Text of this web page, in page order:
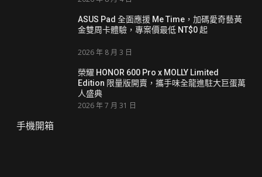
ASUS Pad 全面應援 Me Time，加碼愛奇藝黃
金雙周卡體驗，專案價最低 NT$0 起
2026 年 8 月 3 日
榮耀 HONOR 600 Pro x MOLLY Limited
Edition 限量版開賣，攜手味全龍進駐大巨蛋萬
人盛典
2026 年 7 月 31 日
手機開箱